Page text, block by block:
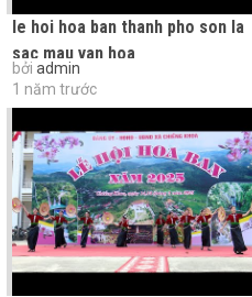
le hoi hoa ban thanh pho son la
sac mau van hoa
bởi admin
1 năm trước